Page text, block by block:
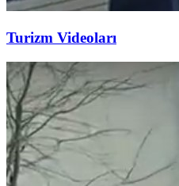
Turizm Videoları